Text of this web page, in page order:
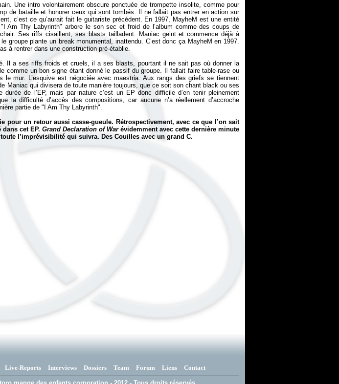
Une intro volontairement obscure ponctuée de trompette insolite, comme pour
de bataille et honorer ceux qui sont tombés. Il ne fallait pas entrer en action sur
c’est ce qu’aurait fait le guitariste précédent. En 1997, MayheM est une entité
Am Thy Labyrinth" arbore le son sec et froid de l’album comme des coups de
Ses riffs cisaillent, ses blasts tailladent. Maniac geint et commence déjà à
groupe plante un break monumental, inattendu. C’est donc ça MayheM en 1997.
à rentrer dans une construction pré-établie.
Il a ses riffs froids et cruels, il a ses blasts, pourtant il ne sait pas où donner la
comme un bon signe étant donné le passif du groupe. Il fallait faire table-rase ou
le mur. L’esquive est négociée avec maestria. Aux rangs des griefs se tiennent
Maniac qui divisera de toute manière toujours, que ce soit son chant black ou ses
durée de l’EP, mais par nature c’est un EP donc difficile d’en tenir pleinement
la difficulté d’accès des compositions, car aucune n’a réellement d’accroche
partie de "I Am Thy Labyrinth".
pour un retour aussi casse-gueule. Rétrospectivement, avec ce que l’on sait
cet EP. Grand Declaration of Warévidemment avec cette dernière minute
l’imprévisibilité qui suivra. Des Couilles avec un grand C.
Live-Reports Interviews Dossiers Team Forum Liens Contact